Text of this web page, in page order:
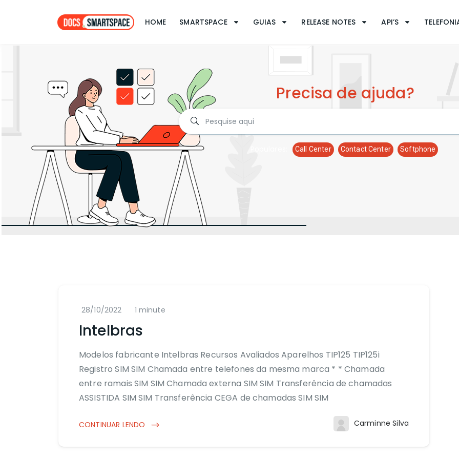
HOME SMARTSPACE GUIAS RELEASE NOTES API’S
Precisa de ajuda?
Call Center Contact Center Softphone
28/10/2022 1 minute
Intelbras
Modelos fabricante Intelbras Recursos Avaliados Aparelhos TIP125 TIP125i
Registro SIM SIM Chamada entre telefones da mesma marca * * Chamada
entre ramais SIM SIM Chamada externa SIM SIM Transferência de chamadas
ASSISTIDA SIM SIM Transferência CEGA de chamadas SIM SIM
CONTINUAR LENDO Carminne Silva